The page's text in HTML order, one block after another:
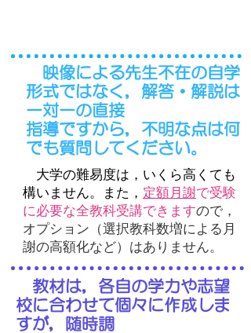
映像による先生不在の自学
形式ではなく，解答・解説は
一対一の直接
指導ですから，不明な点は何
でも質問してください。
大学の難易度は，いくら高くても
構いません。また， 定額月謝で受験
に必要な全教科受講できますので，
オプション（選択教科数増による月
謝の高額化など）はありません。
教材は，各自の学力や志望
校に合わせて個々に作成しま
すが，随時調